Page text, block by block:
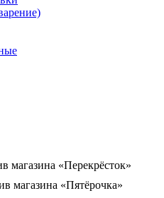
«Перекрёсток»
магазина «Пятёрочка»